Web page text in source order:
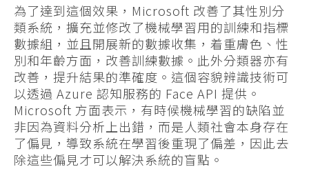
為了達到這個效果，Microsoft 改善了其性別分
類系統，擴充並修改了機械學習用的訓練和指標
數據組，並且開展新的數據收集，着重膚色、性
別和年齡方面，改善訓練數據。此外分類器亦有
改善，提升結果的準確度。這個容貌辨識技術可
以透過 Azure 認知服務的 Face API 提供。
Microsoft 方面表示，有時候機械學習的缺陷並
非因為資料分析上出錯，而是人類社會本身存在
了偏見，導致系統在學習後重現了偏差，因此去
除這些偏見才可以解決系統的盲點。